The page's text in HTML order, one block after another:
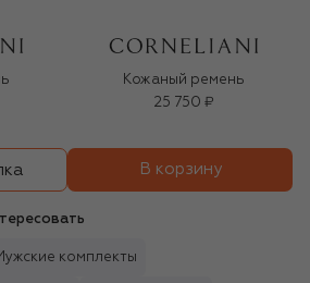
Кожаный ремень
25 750 ₽
В корзину
комплекты